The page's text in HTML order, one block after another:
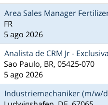
Area Sales Manager
FR
5 ago 2026
Analista de CRM Jr -
Sao Paulo, BR, 05425-070
5 ago 2026
Industriemechaniker (m/w/